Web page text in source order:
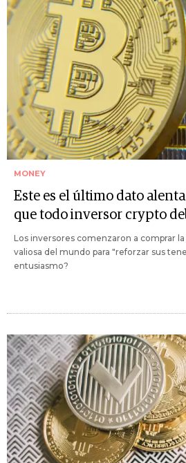
MONEY
Este es el último dato
que todo inversor crypto
Los inversores comenzaron a comprar
valiosa del mundo para "reforzar sus
entusiasmo?